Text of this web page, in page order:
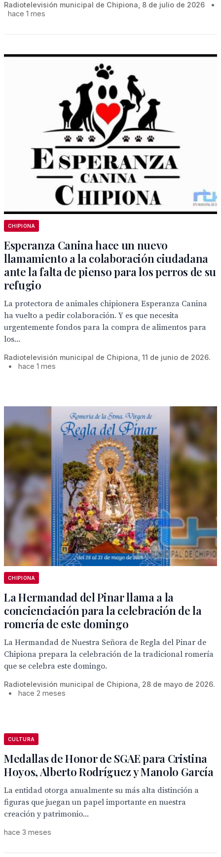
Radiotelevisión municipal de Chipiona, 8 de julio de 2026
•
hace 1 mes
CHIPIONA
Esperanza Canina hace un nuevo
llamamiento a la colaboración ciudadana
ante la falta de pienso para los perros de su
refugio
La protectora de animales chipionera Esperanza Canina
ha vuelto a pedir colaboración. Y es que necesita
urgentemente fondos para la compra de alimentos para
los...
Radiotelevisión municipal de Chipiona, 11 de junio de 2026.
•
hace 1 mes
CHIPIONA
La Hermandad del Pinar llama a la
concienciación para la celebración de la
romería de este domingo
La Hermandad de Nuestra Señora de Regla del Pinar de
Chipiona prepara la celebración de la tradicional romería
que se celebra este domingo.
Radiotelevisión municipal de Chipiona, 28 de mayo de 2026.
•
hace 2 meses
CULTURA
Medallas de Honor de SGAE para Cristina
Hoyos, Alberto Rodríguez y Manolo García
La entidad otorga anualmente su más alta distinción a
figuras que juegan un papel importante en nuestra
creación y patrimonio...
hace 3 meses